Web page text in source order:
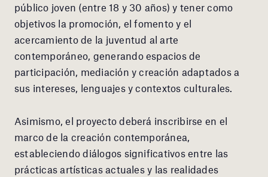
público joven (entre 18 y 30 años) y tener como
objetivos la promoción, el fomento y el
acercamiento de la juventud al arte
contemporáneo, generando espacios de
participación, mediación y creación adaptados a
sus intereses, lenguajes y contextos culturales.
Asimismo, el proyecto deberá inscribirse en el
marco de la creación contemporánea,
estableciendo diálogos significativos entre las
prácticas artísticas actuales y las realidades